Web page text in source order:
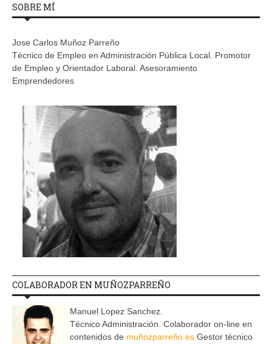
SOBRE MÍ
Jose Carlos Muñoz Parreño
Técnico de Empleo en Administración Pública Local. Promotor
de Empleo y Orientador Laboral. Asesoramiento
Emprendedores
COLABORADOR EN MUÑOZPARREÑO
Manuel Lopez Sanchez.
Técnico Administración. Colaborador on-line en
contenidos de muñozparreño.es Gestor técnico